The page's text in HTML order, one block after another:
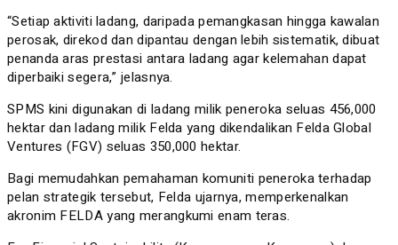
“Setiap aktiviti ladang, daripada pemangkasan hingga kawalan
perosak, direkod dan dipantau dengan lebih sistematik, dibuat
penanda aras prestasi antara ladang agar kelemahan dapat
diperbaiki segera,” jelasnya.
SPMS kini digunakan di ladang milik peneroka seluas 456,000
hektar dan ladang milik Felda yang dikendalikan Felda Global
Ventures (FGV) seluas 350,000 hektar.
Bagi memudahkan pemahaman komuniti peneroka terhadap
pelan strategik tersebut, Felda ujarnya, memperkenalkan
akronim FELDA yang merangkumi enam teras.